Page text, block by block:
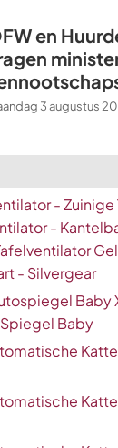
en
3 augustus
-
-
- Silvergear
Baby
Baby